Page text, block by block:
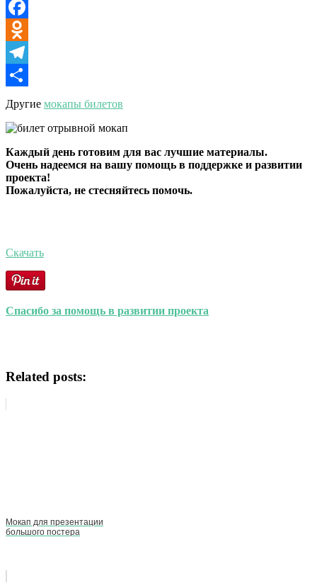
VK
Facebook
Odnoklassniki
Telegram
Отправить
Другие мокапы билетов
Каждый день готовим для вас лучшие материалы.
Очень надеемся на вашу помощь в поддержке и развитии
проекта!
Пожалуйста, не стесняйтесь помочь.
Скачать
Спасибо за помощь в развитии проекта
Related posts:
Мокап для презентации
большого постера